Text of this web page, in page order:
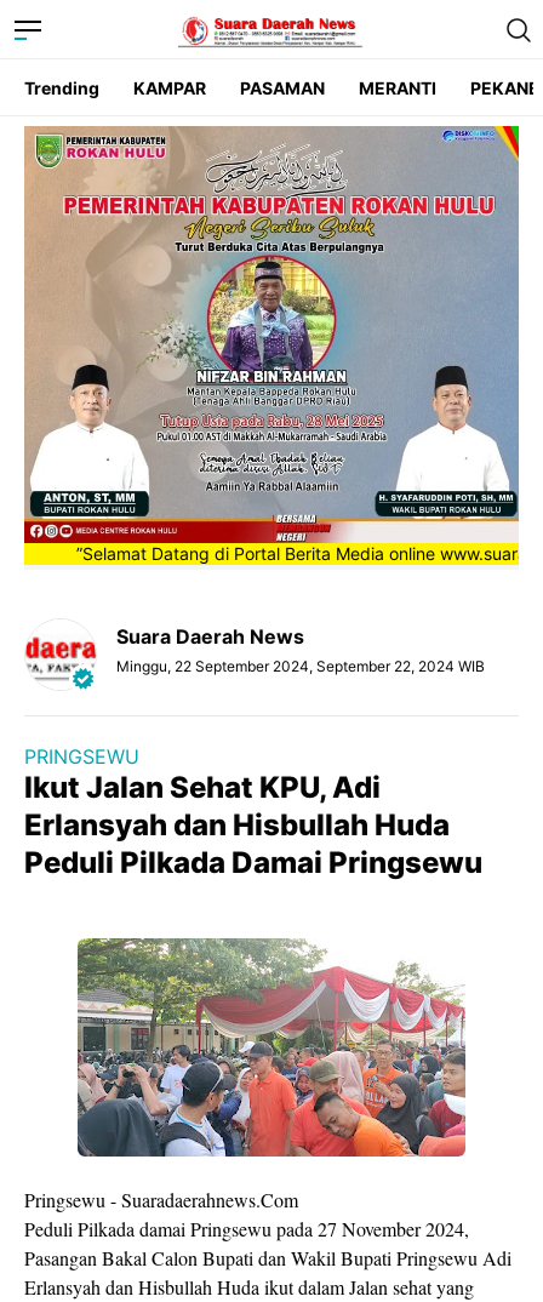
Trending KAMPAR PASAMAN MERANTI
”Selamat Datang di Portal Berita Media online
Suara Daerah News
Minggu, 22 September 2024, September 22, 2024 WIB
PRINGSEWU
Ikut Jalan Sehat KPU, Adi
Erlansyah dan Hisbullah Huda
Peduli Pilkada Damai Pringsewu
Pringsewu - Suaradaerahnews.Com
Peduli Pilkada damai Pringsewu pada 27 November 2024,
Pasangan Bakal Calon Bupati dan Wakil Bupati Pringsewu Adi
Erlansyah dan Hisbullah Huda ikut dalam Jalan sehat yang